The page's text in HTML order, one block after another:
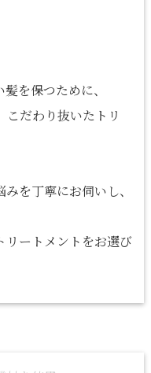
を保つために、
だわり抜いたトリ
を丁寧にお伺いし、
リートメントをお選び